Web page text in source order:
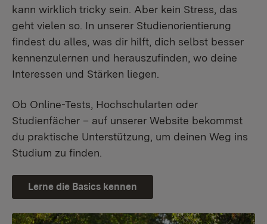
kann wirklich tricky sein. Aber kein Stress, das
geht vielen so. In unserer Studienorientierung
findest du alles, was dir hilft, dich selbst besser
kennenzulernen und herauszufinden, wo deine
Interessen und Stärken liegen.
Ob Online-Tests, Hochschularten oder
Studienfächer – auf unserer Website bekommst
du praktische Unterstützung, um deinen Weg ins
Studium zu finden.
Lerne die Basics kennen